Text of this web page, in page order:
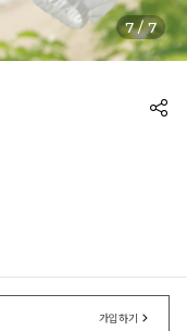
7 / 7
가입하기